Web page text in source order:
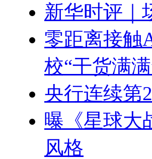
新华时评｜
零距离接触
校“干货满
央行连续第
曝《星球大
风格